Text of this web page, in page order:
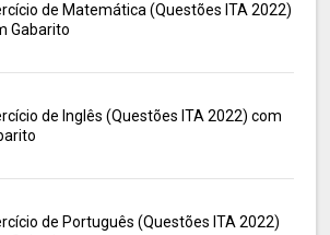
de Matemática (Questões ITA 2022)
Gabarito
de Inglês (Questões ITA 2022) com
de Português (Questões ITA 2022)